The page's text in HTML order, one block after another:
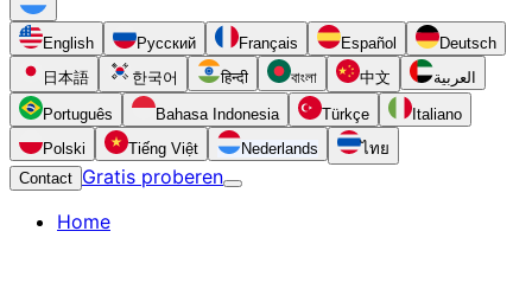
English Русский Français Español
Deutsch
日本語
한국어 हिन्दी বাংলা 中文 العربية
Português Bahasa Indonesia Türkçe
Italiano
Polski
Tiếng Việt Nederlands
ไทย
Contact Gratis proberen
Home